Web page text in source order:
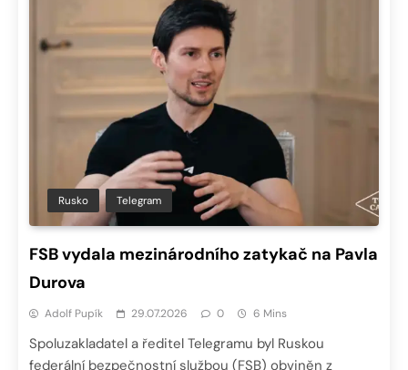
Rusko Telegram
FSB vydala mezinárodního zatykač na Pavla
Durova
Adolf Pupík 29.07.2026 0 6 Mins
Spoluzakladatel a ředitel Telegramu byl Ruskou
federální bezpečnostní službou (FSB) obviněn z